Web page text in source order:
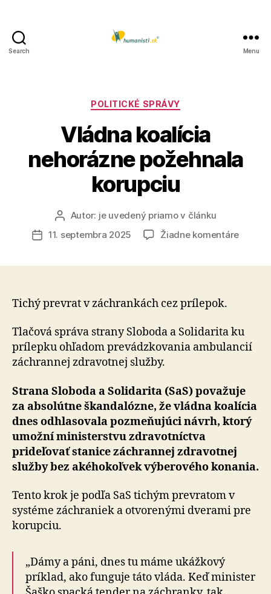
Search Menu
Kategórie
POLITICKÉ SPRÁVY
Vládna koalícia
nehorázne požehnala
korupciu
AutorAutor: je uvedený priamo v článku
Dátum
11. septembra 2025 Žiadne komentárena
Tichý prevrat v záchrankách cez prílepok.
Tlačová správa strany Sloboda a Solidarita ku
prílepku ohľadom prevádzkovania ambulancií
záchrannej zdravotnej služby.
Strana Sloboda a Solidarita (SaS) považuje
za absolútne škandalózne, že vládna koalícia
dnes odhlasovala pozmeňujúci návrh, ktorý
umožní ministerstvu zdravotníctva
prideľovať stanice záchrannej zdravotnej
služby bez akéhokoľvek výberového konania.
Tento krok je podľa SaS tichým prevratom v
systéme záchraniek a otvorenými dverami pre
korupciu.
„Dámy a páni, dnes tu máme ukážkový
príklad, ako funguje táto vláda. Keď minister